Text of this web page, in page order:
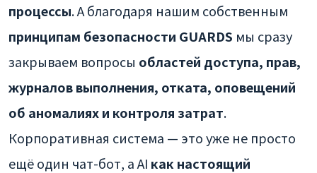
процессы. А благодаря нашим собственным
принципам безопасности GUARDS мы сразу
закрываем вопросы областей доступа, прав,
журналов выполнения, отката, оповещений
об аномалиях и контроля затрат.
Корпоративная система — это уже не просто
ещё один чат-бот, а AI как настоящий